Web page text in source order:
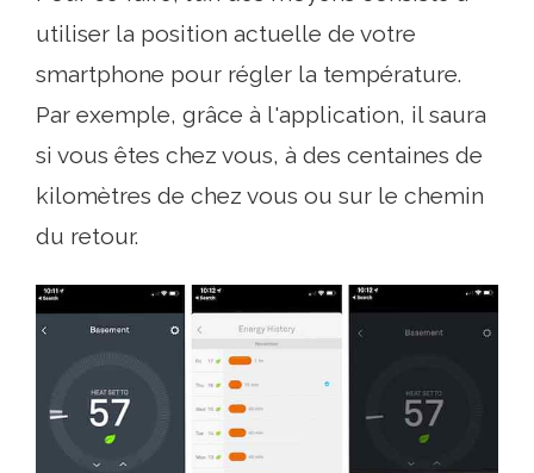
utiliser la position actuelle de votre
smartphone pour régler la température.
Par exemple, grâce à l'application, il saura
si vous êtes chez vous, à des centaines de
kilomètres de chez vous ou sur le chemin
du retour.